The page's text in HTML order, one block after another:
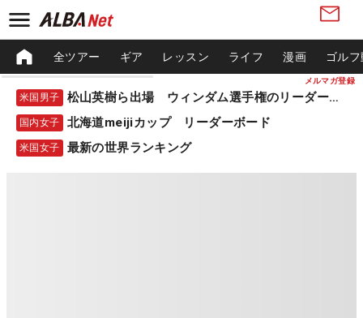
メルマガ登録
全ツアー ギア レッスン ライフ 漫画 ゴル
米国男子 松山英樹ら出場 ウィンダム選手権のリーダーボード
国内女子 北海道meijiカップ リーダーボード
米国女子 最新の世界ランキング